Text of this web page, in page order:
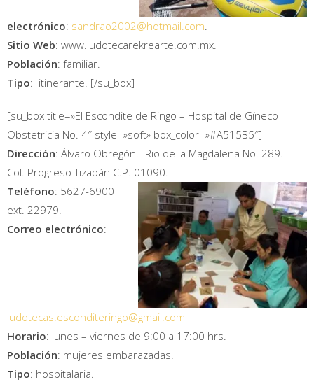
electrónico: sandrao2002@hotmail.com.
Sitio Web: www.ludotecarekrearte.com.mx.
Población: familiar.
Tipo: itinerante. [/su_box]
[su_box title=»El Escondite de Ringo – Hospital de Gíneco
Obstetricia No. 4″ style=»soft» box_color=»#A515B5″]
Dirección: Álvaro Obregón.- Rio de la Magdalena No. 289.
Col. Progreso Tizapán C.P. 01090.
Teléfono: 5627-6900
ext. 22979.
Correo electrónico:
ludotecas.esconditeringo@gmail.com
Horario: lunes – viernes de 9:00 a 17:00 hrs.
Población: mujeres embarazadas.
Tipo: hospitalaria.